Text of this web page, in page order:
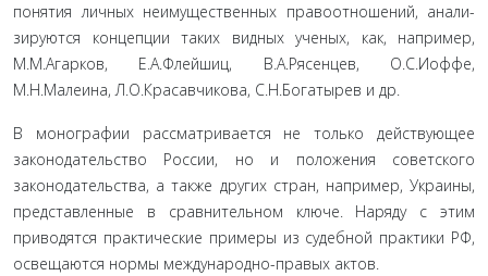
понятия личных неимущественных правоотношений, анали­
зируются концепции таких видных ученых, как, на­пример,
М.М.Агарков, Е.А.Флейшиц, В.А.Рясенцев, О.С.Иоффе,
М.Н.Малеина, Л.О.Красавчикова, С.Н.Богатырев и др.
В монографии рассматривается не только дей­ствующее
законодательство России, но и положения советского
законодательства, а также других стран, например, Украины,
представленные в сравнитель­ном ключе. Наряду с этим
приводятся практические примеры из судебной практики РФ,
освещаются нор­мы международно-правых актов.